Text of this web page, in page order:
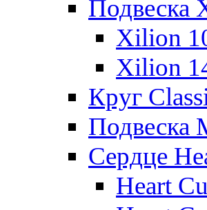
Подвеска
Xilion
Xilion
Круг
Подвеска
Сердце
Heart